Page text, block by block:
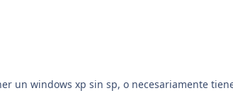
un windows xp sin sp, o necesariamente